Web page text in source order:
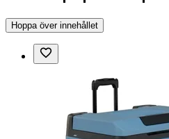
Hoppa över innehållet